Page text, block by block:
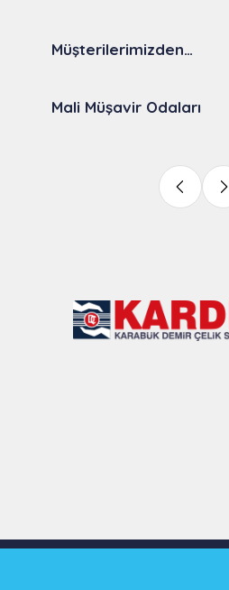
Müşterilerimizden…
Mali Müşavir Odaları